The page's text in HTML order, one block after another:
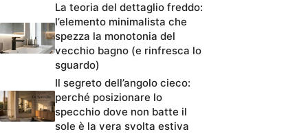
La teoria del dettaglio freddo:
l’elemento minimalista che
spezza la monotonia del
vecchio bagno (e rinfresca lo
sguardo)
Il segreto dell’angolo cieco:
perché posizionare lo
specchio dove non batte il
sole è la vera svolta estiva